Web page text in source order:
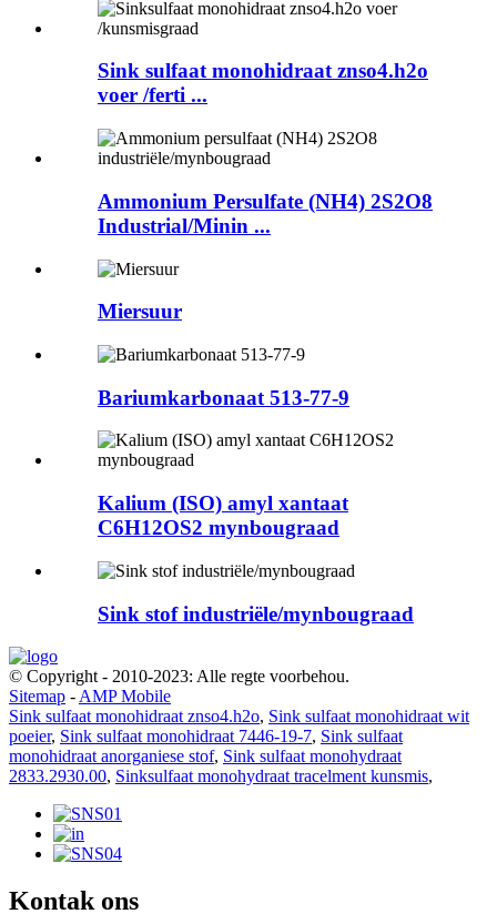
Sink sulfaat monohidraat znso4.h2o
voer /ferti ...
Ammonium Persulfate (NH4) 2S2O8
Industrial/Minin ...
Miersuur
Bariumkarbonaat 513-77-9
Kalium (ISO) amyl xantaat
C6H12OS2 mynbougraad
Sink stof industriële/mynbougraad
© Copyright - 2010-2023: Alle regte voorbehou.
Sitemap - AMP Mobile
Sink sulfaat monohidraat znso4.h2o, Sink sulfaat monohidraat wit
poeier, Sink sulfaat monohidraat 7446-19-7, Sink sulfaat
monohidraat anorganiese stof, Sink sulfaat monohydraat
2833.2930.00, Sinksulfaat monohydraat tracelment kunsmis,
Kontak ons